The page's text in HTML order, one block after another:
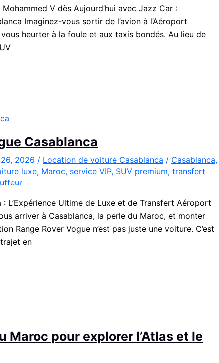
V dès Aujourd’hui avec Jazz Car :
Imaginez-vous sortir de l’avion à l’Aéroport
heurter à la foule et aux taxis bondés. Au lieu de
Casablanca
2026 / Location de voiture Casablanca / Casablanca,
luxe, Maroc, service VIP, SUV premium, transfert
L’Expérience Ultime de Luxe et de Transfert Aéroport
arriver à Casablanca, la perle du Maroc, et monter
Range Rover Vogue n’est pas juste une voiture. C’est
en
pour explorer l’Atlas et le